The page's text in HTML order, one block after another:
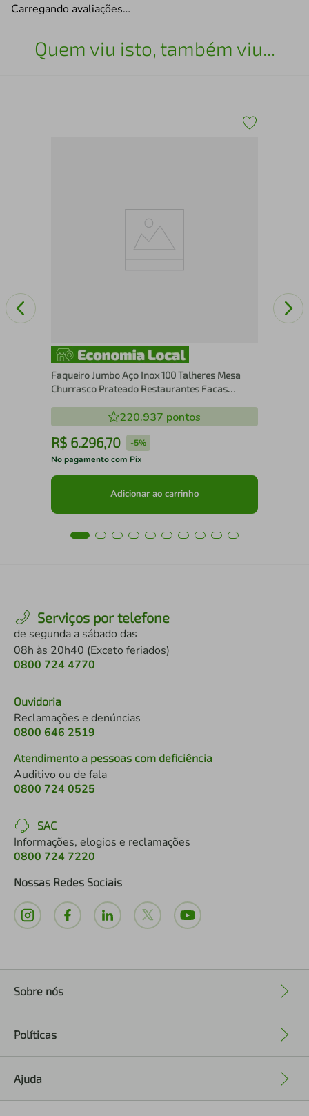
Carregando avaliações…
Quem viu isto, também viu...
Faqueiro Jumbo Aço Inox 100 Talheres Mesa
Churrasco Prateado Restaurantes Facas
220.937 pontos
R$ 6.296,70 -5%
No pagamento com Pix
Adicionar ao carrinho
Serviços por telefone
de segunda a sábado das
08h às 20h40 (Exceto feriados)
0800 724 4770
Ouvidoria
Reclamações e denúncias
0800 646 2519
Atendimento a pessoas com deficiência
Auditivo ou de fala
0800 724 0525
SAC
Informações, elogios e reclamações
0800 724 7220
Nossas Redes Sociais
Sobre nós
Políticas
Ajuda